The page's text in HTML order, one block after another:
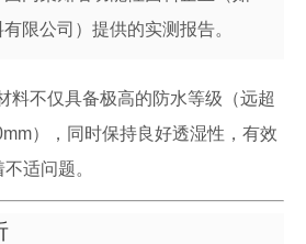
限公司）提供的实测报告。
料不仅具备极高的防水等级（远超
），同时保持良好透湿性，有效
适问题。